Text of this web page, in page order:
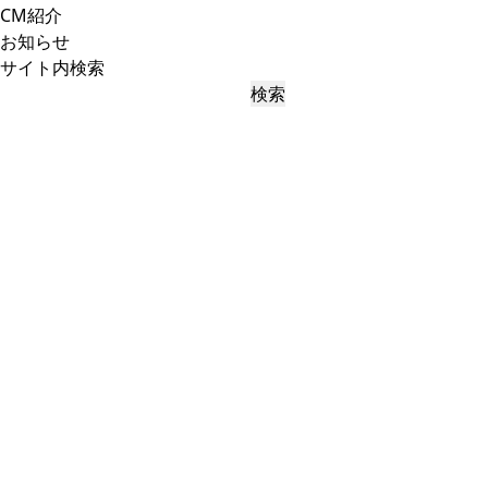
CM紹介
お知らせ
サイト内検索
検索